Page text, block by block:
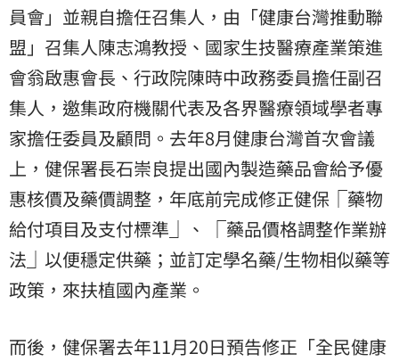
員會」並親自擔任召集人，由「健康台灣推動聯
盟」召集人陳志鴻教授、國家生技醫療產業策進
會翁啟惠會長、行政院陳時中政務委員擔任副召
集人，邀集政府機關代表及各界醫療領域學者專
家擔任委員及顧問。去年8月健康台灣首次會議
上，健保署長石崇良提出國內製造藥品會給予優
惠核價及藥價調整，年底前完成修正健保⎾藥物
給付項目及支付標準⏌、 ⎾藥品價格調整作業辦
法⏌以便穩定供藥；並訂定學名藥/生物相似藥等
政策，來扶植國內產業。
而後，健保署去年11月20日預告修正「全民健康